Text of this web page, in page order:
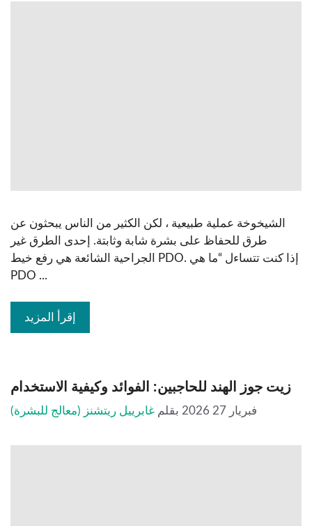
الشيخوخة عملية طبيعية ، لكن الكثير من الناس يبحثون عن
طرق للحفاظ على بشرة شابة وثابتة. إحدى الطرق غير
الجراحية الشائعة هي رفع خيط PDO. إذا كنت تتساءل “ما هي
PDO ...
إقرأ المزيد
زيت جوز الهند للحاجبين: الفوائد وكيفية الاستخدام
فبريار 27 2026 بقلم غابرييل ريتشنز (معالج للبشرة)